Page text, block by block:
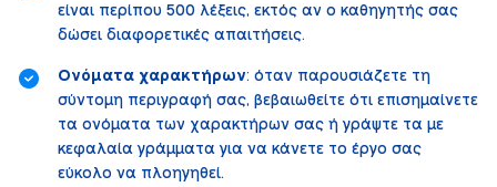
είναι περίπου 500 λέξεις, εκτός αν ο καθηγητής σας
δώσει διαφορετικές απαιτήσεις.
Ονόματα χαρακτήρων: όταν παρουσιάζετε τη
σύντομη περιγραφή σας, βεβαιωθείτε ότι επισημαίνετε
τα ονόματα των χαρακτήρων σας ή γράψτε τα με
κεφαλαία γράμματα για να κάνετε το έργο σας
εύκολο να πλοηγηθεί.